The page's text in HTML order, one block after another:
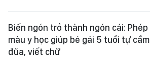
Biến ngón trỏ thành ngón cái: Phép
màu y học giúp bé gái 5 tuổi tự cầm
đũa, viết chữ